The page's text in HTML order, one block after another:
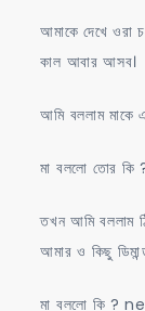
আমাকে দেখে ওরা
কাল আবার আসব।
আমি বললাম মাকে
মা বললো তোর কি
তখন আমি বললাম
আমার ও কিছু
মা বললো কি ?